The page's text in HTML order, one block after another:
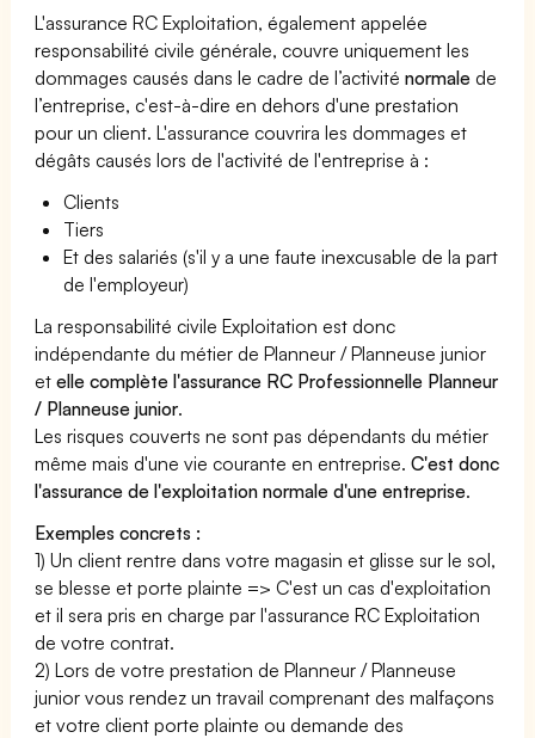
L'assurance RC Exploitation, également appelée
responsabilité civile générale, couvre uniquement les
dommages causés dans le cadre de l’activiténormale de
l’entreprise, c'est-à-dire en dehors d'une prestation
pour un client. L'assurance couvrira les dommages et
dégâts causés lors de l'activité de l'entreprise à :
Clients
Tiers
Et des salariés (s'il y a une faute inexcusable de la part
de l'employeur)
La responsabilité civile Exploitation est donc
indépendante du métier de Planneur / Planneuse junior
etelle complète l'assurance RC Professionnelle Planneur
/ Planneuse junior.
Les risques couverts ne sont pas dépendants du métier
même mais d'une vie courante en entreprise.C'est donc
l'assurance de l'exploitation normale d'une entreprise.
Exemples concrets :
1) Un client rentre dans votre magasin et glisse sur le sol,
se blesse et porte plainte => C'est un cas d'exploitation
et il sera pris en charge par l'assurance RC Exploitation
de votre contrat.
2) Lors de votre prestation de Planneur / Planneuse
junior vous rendez un travail comprenant des malfaçons
et votre client porte plainte ou demande des